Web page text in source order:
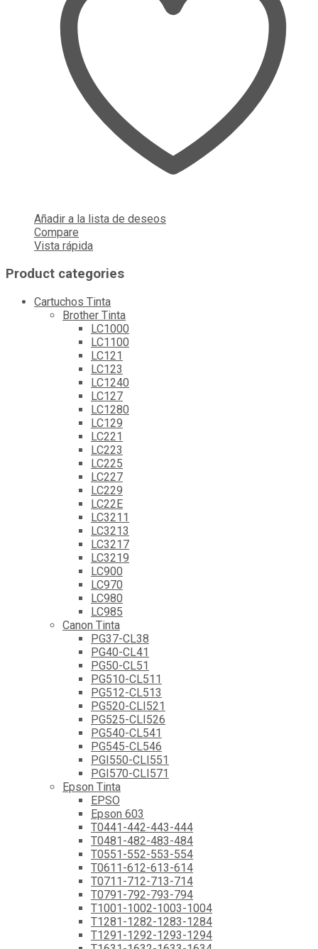
Añadir a la lista de deseos
Compare
Vista rápida
Product categories
Cartuchos Tinta
Brother Tinta
LC1000
LC1100
LC121
LC123
LC1240
LC127
LC1280
LC129
LC221
LC223
LC225
LC227
LC229
LC22E
LC3211
LC3213
LC3217
LC3219
LC900
LC970
LC980
LC985
Canon Tinta
PG37-CL38
PG40-CL41
PG50-CL51
PG510-CL511
PG512-CL513
PG520-CLI521
PG525-CLI526
PG540-CL541
PG545-CL546
PGI550-CLI551
PGI570-CLI571
Epson Tinta
EPSO
Epson 603
T0441-442-443-444
T0481-482-483-484
T0551-552-553-554
T0611-612-613-614
T0711-712-713-714
T0791-792-793-794
T1001-1002-1003-1004
T1281-1282-1283-1284
T1291-1292-1293-1294